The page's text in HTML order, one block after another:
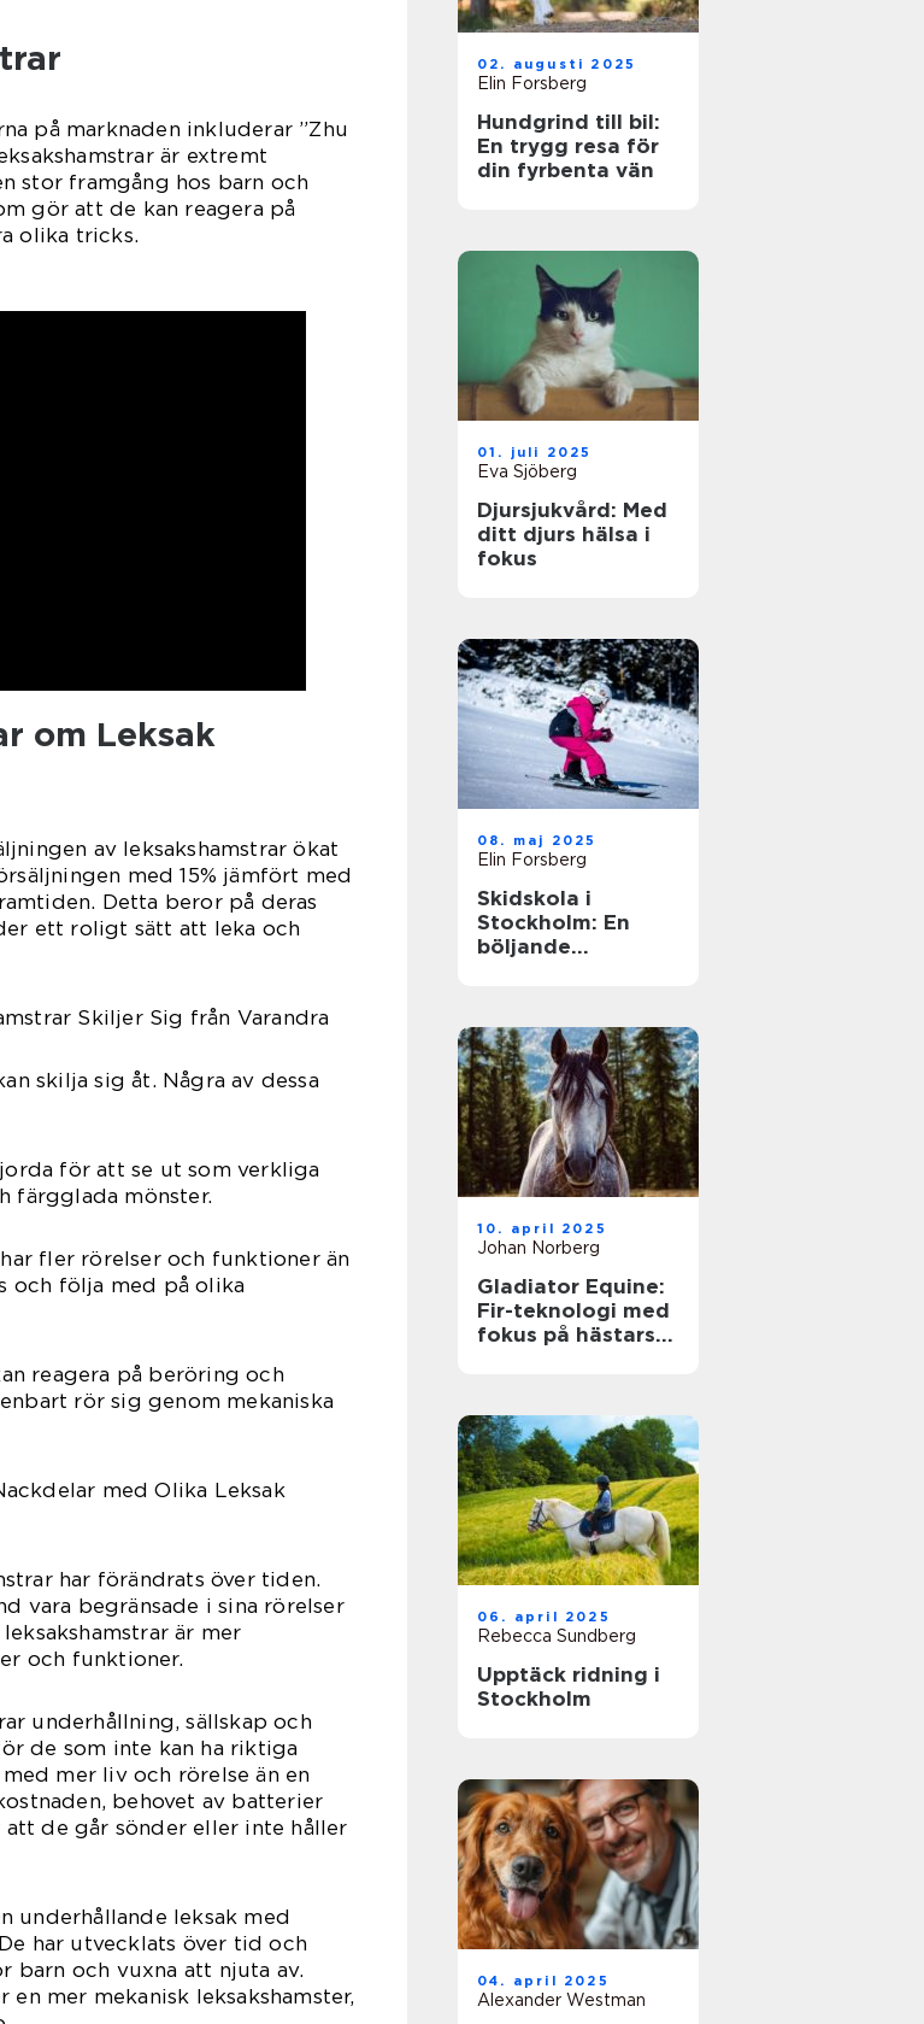
på marknaden inkluderar ”Zhu
är extremt
stor framgång hos barn och
gör att de kan reagera på
olika tricks.
om Leksak
av leksakshamstrar ökat
med 15% jämfört med
Detta beror på deras
ett roligt sätt att leka och
Skiljer Sig från Varandra
skilja sig åt. Några av dessa
för att se ut som verkliga
färgglada mönster.
fler rörelser och funktioner än
och följa med på olika
reagera på beröring och
rör sig genom mekaniska
med Olika Leksak
har förändrats över tiden.
vara begränsade i sina rörelser
är mer
och funktioner.
underhållning, sällskap och
de som inte kan ha riktiga
mer liv och rörelse än en
behovet av batterier
de går sönder eller inte håller
underhållande leksak med
har utvecklats över tid och
barn och vuxna att njuta av.
mer mekanisk leksakshamster,
02. augusti 2025
Elin Forsberg
Hundgrind till bil:
En trygg resa för
din fyrbenta vän
01. juli 2025
Eva Sjöberg
Djursjukvård: Med
ditt djurs hälsa i
fokus
08. maj 2025
Elin Forsberg
Skidskola i
Stockholm: En
böljande
10. april 2025
Johan Norberg
Gladiator Equine:
Fir-teknologi med
fokus på hästars
06. april 2025
Rebecca Sundberg
Upptäck ridning i
Stockholm
04. april 2025
Alexander Westman